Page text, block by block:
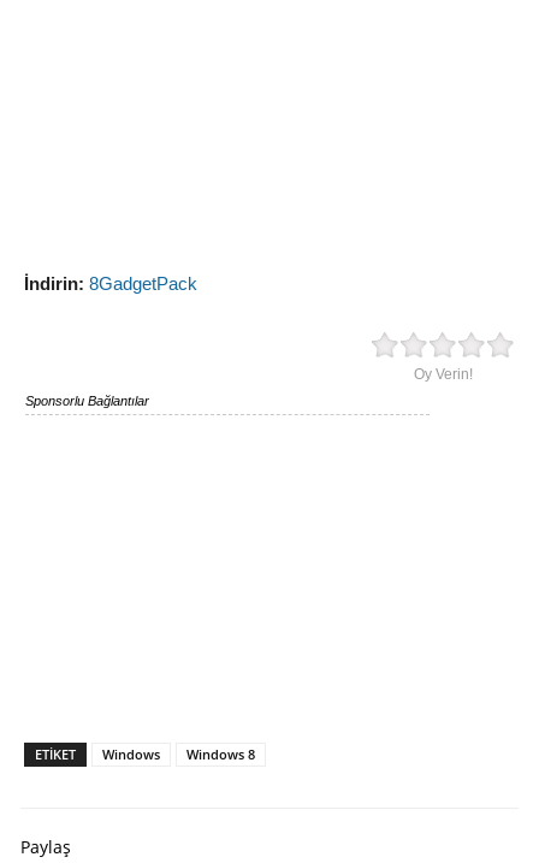
İndirin: 8GadgetPack
Oy Verin!
Sponsorlu Bağlantılar
ETIKET Windows Windows 8
Paylaş